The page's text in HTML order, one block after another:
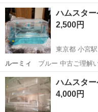
しまし…
兵庫 明石市 林崎松江
ハムスタ
2,500円
東京都 小宮駅
ルーミィ
ブルー 中古ご理解
東京 八王子市 小宮駅
ハムスター
4,000円